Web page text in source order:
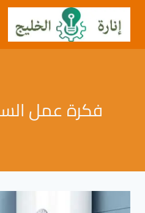
التجاوز
المحتوى
فكرة عمل